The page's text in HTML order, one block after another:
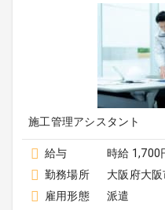
施工管理アシスタント
給与
時給 1,700
勤務場所
大阪府大
雇用形態
派遣